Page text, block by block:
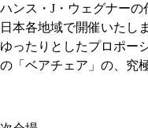
ハンス・J・ウェグナー
日本各地域で開催いたし
ゆったりとしたプロポー
の「ベアチェア」の、究